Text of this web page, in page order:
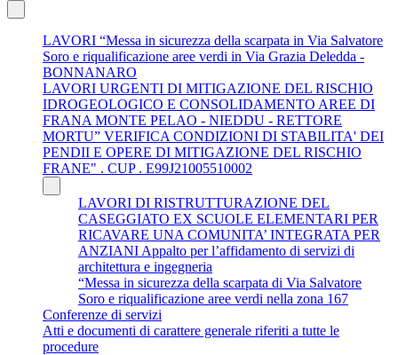
LAVORI “Messa in sicurezza della scarpata in Via Salvatore
Soro e riqualificazione aree verdi in Via Grazia Deledda -
BONNANARO
LAVORI URGENTI DI MITIGAZIONE DEL RISCHIO
IDROGEOLOGICO E CONSOLIDAMENTO AREE DI
FRANA MONTE PELAO - NIEDDU - RETTORE
MORTU” VERIFICA CONDIZIONI DI STABILITA' DEI
PENDII E OPERE DI MITIGAZIONE DEL RISCHIO
FRANE" . CUP . E99J21005510002
LAVORI DI RISTRUTTURAZIONE DEL
CASEGGIATO EX SCUOLE ELEMENTARI PER
RICAVARE UNA COMUNITA’ INTEGRATA PER
ANZIANI Appalto per l’affidamento di servizi di
architettura e ingegneria
“Messa in sicurezza della scarpata di Via Salvatore
Soro e riqualificazione aree verdi nella zona 167
Conferenze di servizi
Atti e documenti di carattere generale riferiti a tutte le
procedure